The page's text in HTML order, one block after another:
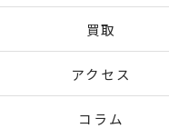
買取
アクセス
コラム